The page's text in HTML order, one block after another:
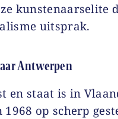
kunstenaarselite
uitsprak.
Antwerpen
en staat is in
op scherp